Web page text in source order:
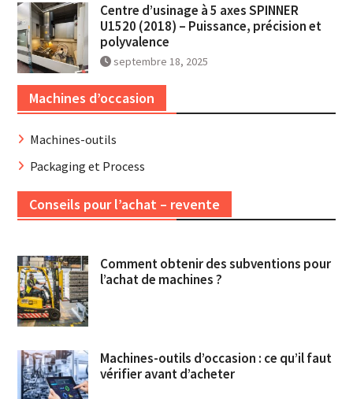
Centre d’usinage à 5 axes SPINNER
U1520 (2018) – Puissance, précision et
polyvalence
septembre 18, 2025
Machines d’occasion
Machines-outils
Packaging et Process
Conseils pour l’achat – revente
Comment obtenir des subventions pour
l’achat de machines ?
Machines-outils d’occasion : ce qu’il faut
vérifier avant d’acheter